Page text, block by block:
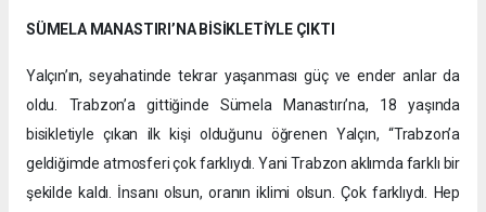
SÜMELA MANASTIRI’NA BİSİKLETİYLE ÇIKTI
Yalçın’ın, seyahatinde tekrar yaşanması güç ve ender anlar da
oldu. Trabzon’a gittiğinde Sümela Manastırı’na, 18 yaşında
bisikletiyle çıkan ilk kişi olduğunu öğrenen Yalçın, “Trabzon’a
geldiğimde atmosferi çok farklıydı. Yani Trabzon aklımda farklı bir
şekilde kaldı. İnsanı olsun, oranın iklimi olsun. Çok farklıydı. Hep